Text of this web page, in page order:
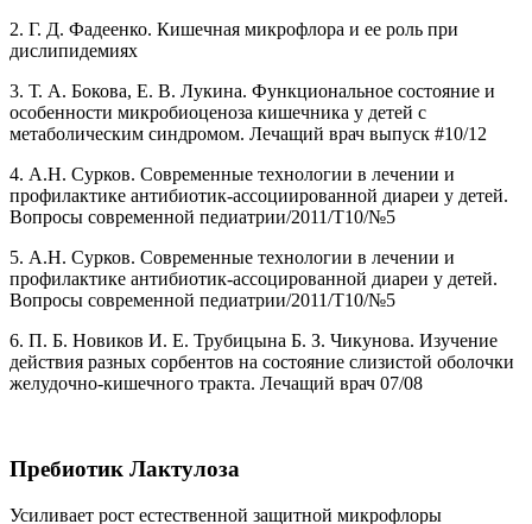
2. Г. Д. Фадеенко. Кишечная микрофлора и ее роль при
дислипидемиях
3. Т. А. Бокова, Е. В. Лукина. Функциональное состояние и
особенности микробиоценоза кишечника у детей с
метаболическим синдромом. Лечащий врач выпуск #10/12
4. А.Н. Сурков. Современные технологии в лечении и
профилактике антибиотик-ассоциированной диареи у детей.
Вопросы современной педиатрии/2011/Т10/№5
5. А.Н. Сурков. Современные технологии в лечении и
профилактике антибиотик-ассоцированной диареи у детей.
Вопросы современной педиатрии/2011/Т10/№5
6. П. Б. Новиков И. Е. Трубицына Б. З. Чикунова. Изучение
действия разных сорбентов на состояние слизистой оболочки
желудочно-кишечного тракта. Лечащий врач 07/08
Пребиотик Лактулоза
Усиливает рост естественной защитной микрофлоры